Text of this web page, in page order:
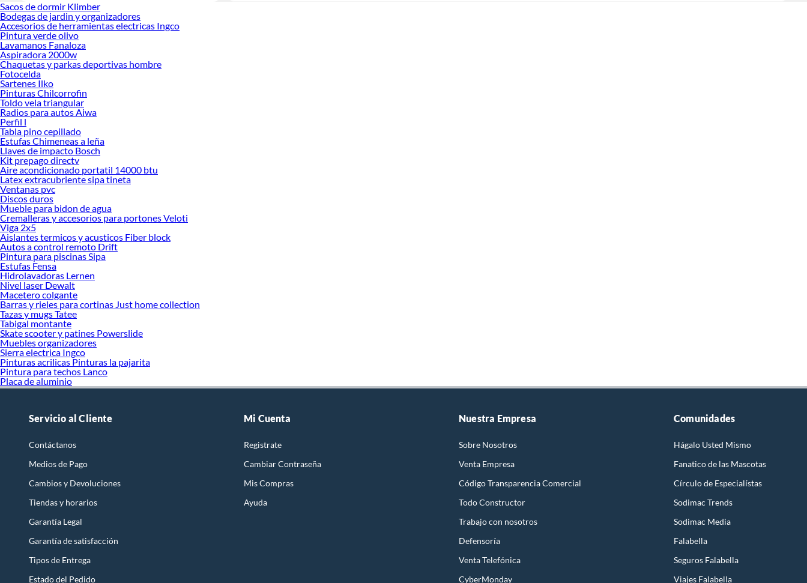
Sacos de dormir Klimber
Bodegas de jardin y organizadores
Accesorios de herramientas electricas Ingco
Pintura verde olivo
Lavamanos Fanaloza
Aspiradora 2000w
Chaquetas y parkas deportivas hombre
Fotocelda
Sartenes Ilko
Pinturas Chilcorrofin
Toldo vela triangular
Radios para autos Aiwa
Perfil l
Tabla pino cepillado
Estufas Chimeneas a leña
Llaves de impacto Bosch
Kit prepago directv
Aire acondicionado portatil 14000 btu
Latex extracubriente sipa tineta
Ventanas pvc
Discos duros
Mueble para bidon de agua
Cremalleras y accesorios para portones Veloti
Viga 2x5
Aislantes termicos y acusticos Fiber block
Autos a control remoto Drift
Pintura para piscinas Sipa
Estufas Fensa
Hidrolavadoras Lernen
Nivel laser Dewalt
Macetero colgante
Barras y rieles para cortinas Just home collection
Tazas y mugs Tatee
Tabigal montante
Skate scooter y patines Powerslide
Muebles organizadores
Sierra electrica Ingco
Pinturas acrilicas Pinturas la pajarita
Pintura para techos Lanco
Placa de aluminio
Servicio al Cliente
Contáctanos
Medios de Pago
Cambios y Devoluciones
Tiendas y horarios
Garantía Legal
Garantía de satisfacción
Tipos de Entrega
Estado del Pedido
Mi Cuenta
Registrate
Cambiar Contraseña
Mis Compras
Ayuda
Nuestra Empresa
Sobre Nosotros
Venta Empresa
Código Transparencia Comercial
Todo Constructor
Trabajo con nosotros
Defensoría
Venta Telefónica
CyberMonday
Comunidades
Hágalo Usted Mismo
Fanatico de las Mascotas
Círculo de Especialístas
Sodimac Trends
Sodimac Media
Falabella
Seguros Falabella
Viajes Falabella